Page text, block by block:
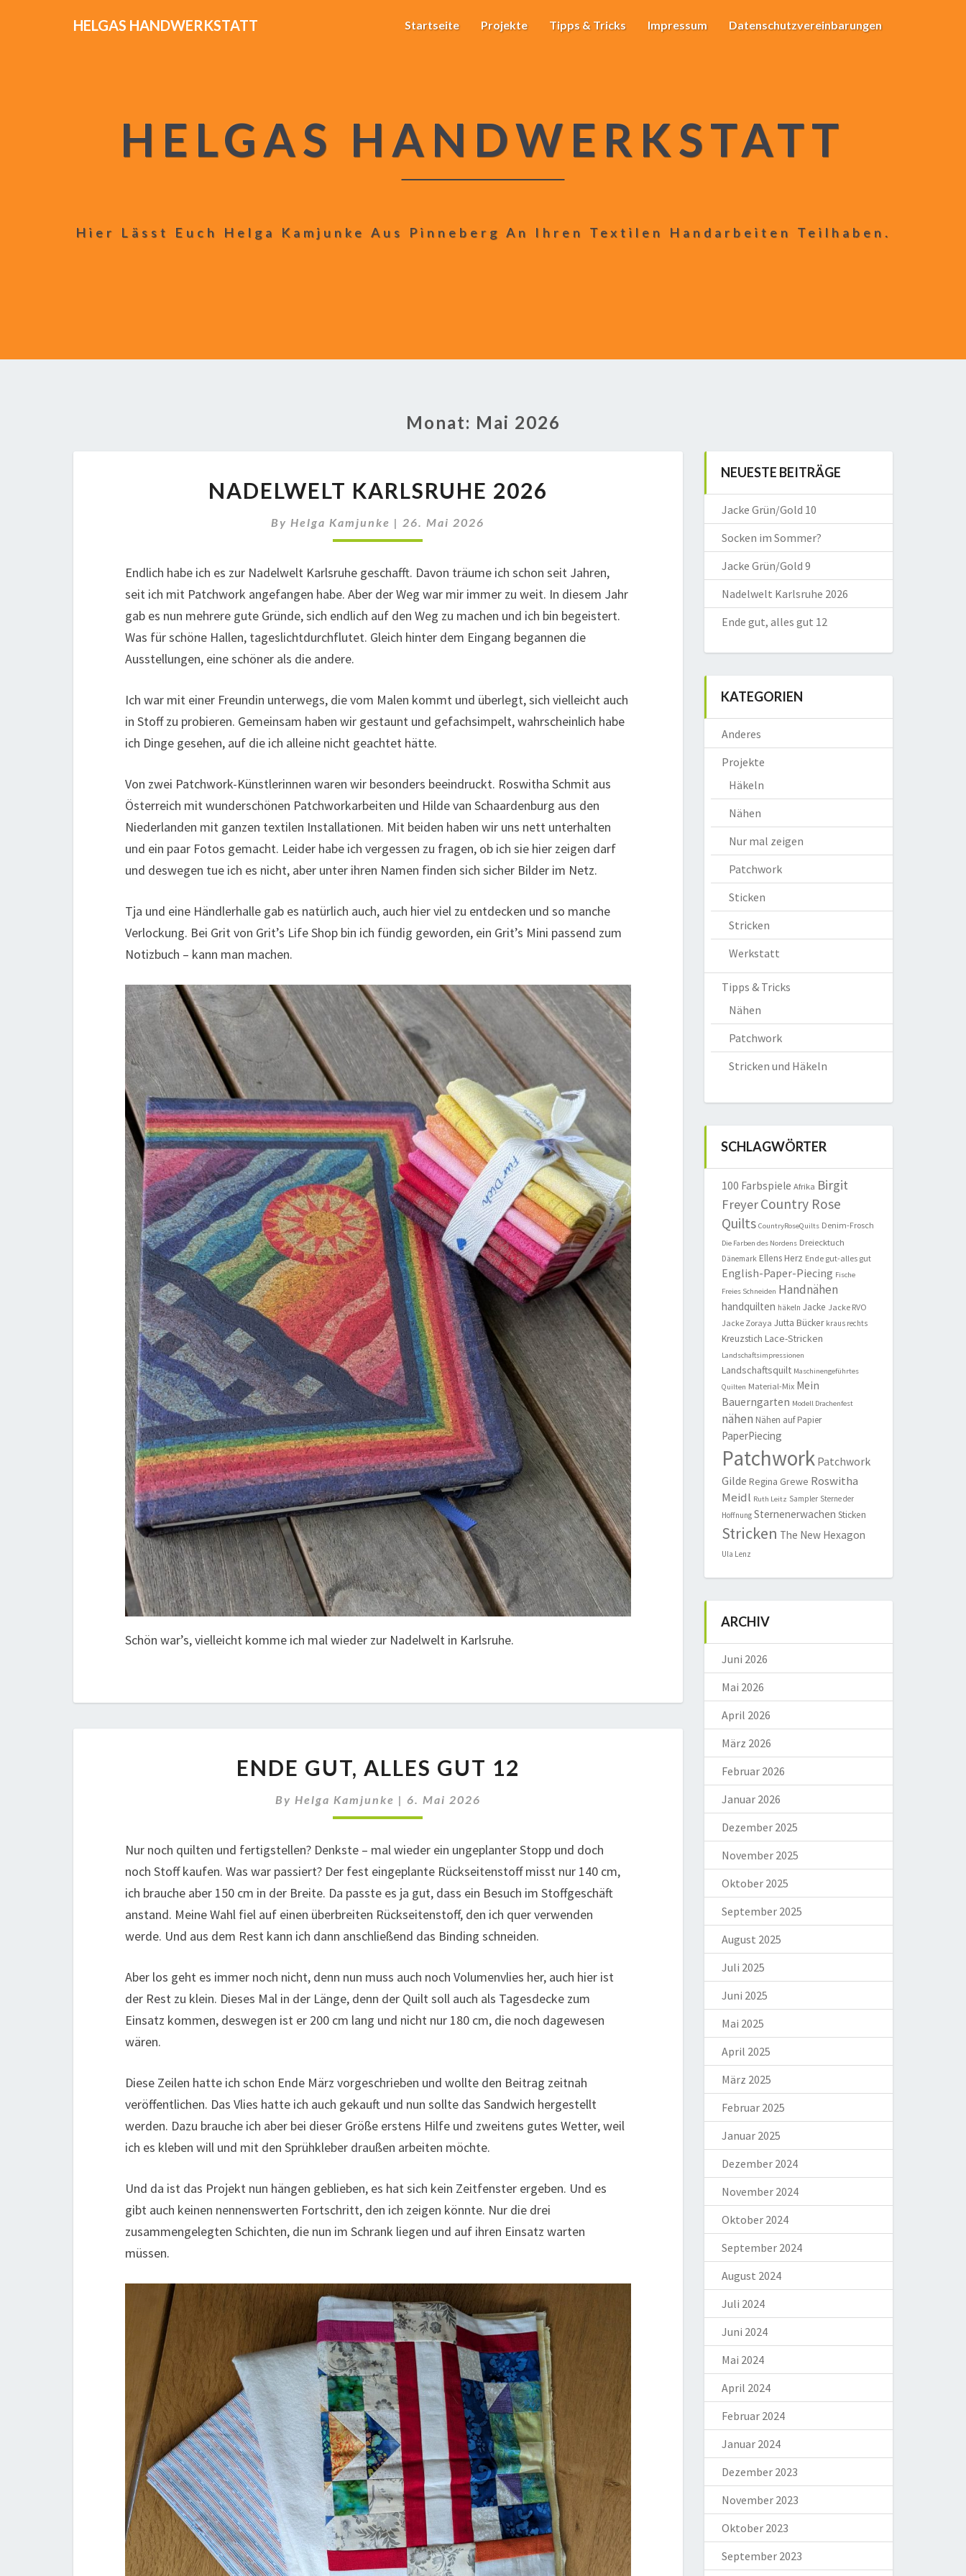
HELGAS HANDWERKSTATT Startseite Projekte Tipps & Tricks Impressum Datenschutzvereinbarungen
HELGAS HANDWERKSTATT
Hier Lässt Euch Helga Kamjunke Aus Pinneberg An Ihren Textilen Handarbeiten Teilhaben.
Monat: Mai 2026
KARLSRUHE
NADELWELT KARLSRUHE 2026
ByHelga Kamjunke | 26. Mai 2026
Endlich habe ich es zur Nadelwelt Karlsruhe geschafft. Davon träume ich schon seit Jahren,
seit ich mit Patchwork angefangen habe. Aber der Weg war mir immer zu weit. In diesem Jahr
gab es nun mehrere gute Gründe, sich endlich auf den Weg zu machen und ich bin begeistert.
Was für schöne Hallen, tageslichtdurchflutet. Gleich hinter dem Eingang begannen die
Ausstellungen, eine schöner als die andere.
Ich war mit einer Freundin unterwegs, die vom Malen kommt und überlegt, sich vielleicht auch
in Stoff zu probieren. Gemeinsam haben wir gestaunt und gefachsimpelt, wahrscheinlich habe
ich Dinge gesehen, auf die ich alleine nicht geachtet hätte.
Von zwei Patchwork-Künstlerinnen waren wir besonders beeindruckt. Roswitha Schmit aus
Österreich mit wunderschönen Patchworkarbeiten und Hilde van Schaardenburg aus den
Niederlanden mit ganzen textilen Installationen. Mit beiden haben wir uns nett unterhalten
und ein paar Fotos gemacht. Leider habe ich vergessen zu fragen, ob ich sie hier zeigen darf
und deswegen tue ich es nicht, aber unter ihren Namen finden sich sicher Bilder im Netz.
Tja und eine Händlerhalle gab es natürlich auch, auch hier viel zu entdecken und so manche
Verlockung. Bei Grit von Grit’s Life Shop bin ich fündig geworden, ein Grit’s Mini passend zum
Notizbuch – kann man machen.
Schön war’s, vielleicht komme ich mal wieder zur Nadelwelt in Karlsruhe.
GUT,
GUT
12
ENDE GUT, ALLES GUT 12
By Helga Kamjunke | 6. Mai 2026
Nur noch quilten und fertigstellen? Denkste – mal wieder ein ungeplanter Stopp und doch
noch Stoff kaufen. Was war passiert? Der fest eingeplante Rückseitenstoff misst nur 140 cm,
ich brauche aber 150 cm in der Breite. Da passte es ja gut, dass ein Besuch im Stoffgeschäft
anstand. Meine Wahl fiel auf einen überbreiten Rückseitenstoff, den ich quer verwenden
werde. Und aus dem Rest kann ich dann anschließend das Binding schneiden.
Aber los geht es immer noch nicht, denn nun muss auch noch Volumenvlies her, auch hier ist
der Rest zu klein. Dieses Mal in der Länge, denn der Quilt soll auch als Tagesdecke zum
Einsatz kommen, deswegen ist er 200 cm lang und nicht nur 180 cm, die noch dagewesen
wären.
Diese Zeilen hatte ich schon Ende März vorgeschrieben und wollte den Beitrag zeitnah
veröffentlichen. Das Vlies hatte ich auch gekauft und nun sollte das Sandwich hergestellt
werden. Dazu brauche ich aber bei dieser Größe erstens Hilfe und zweitens gutes Wetter, weil
ich es kleben will und mit den Sprühkleber draußen arbeiten möchte.
Und da ist das Projekt nun hängen geblieben, es hat sich kein Zeitfenster ergeben. Und es
gibt auch keinen nennenswerten Fortschritt, den ich zeigen könnte. Nur die drei
zusammengelegten Schichten, die nun im Schrank liegen und auf ihren Einsatz warten
müssen.
NEUESTE BEITRÄGE
Jacke Grün/Gold 10
Socken im Sommer?
Jacke Grün/Gold 9
Nadelwelt Karlsruhe 2026
Ende gut, alles gut 12
KATEGORIEN
Anderes
Projekte
Häkeln
Nähen
Nur mal zeigen
Patchwork
Sticken
Stricken
Werkstatt
Tipps & Tricks
Nähen
Patchwork
Stricken und Häkeln
SCHLAGWÖRTER
100 Farbspiele Afrika Birgit
FreyerCountry Rose
Quilts CountryRoseQuilts Denim-Frosch
Die Farben des Nordens Dreiecktuch
Dänemark Ellens Herz Ende gut-alles gut
English-Paper-Piecing Fische
Freies Schneiden Handnähen
handquilten häkeln Jacke Jacke RVO
Jacke Zoraya Jutta Bücker kraus rechts
Kreuzstich Lace-Stricken
Landschaftsimpressionen
Landschaftsquilt Maschinengeführtes
Quilten Material-Mix Mein
Bauerngarten Modell Drachenfest
nähen Nähen auf Papier
PaperPiecing
Patchwork Patchwork
Gilde Regina Grewe Roswitha
Meidl Ruth Leitz Sampler Sterne der
Hoffnung Sternenerwachen Sticken
Stricken The New Hexagon
Ula Lenz
ARCHIV
Juni 2026
Mai 2026
April 2026
März 2026
Februar 2026
Januar 2026
Dezember 2025
November 2025
Oktober 2025
September 2025
August 2025
Juli 2025
Juni 2025
Mai 2025
April 2025
März 2025
Februar 2025
Januar 2025
Dezember 2024
November 2024
Oktober 2024
September 2024
August 2024
Juli 2024
Juni 2024
Mai 2024
April 2024
Februar 2024
Januar 2024
Dezember 2023
November 2023
Oktober 2023
September 2023